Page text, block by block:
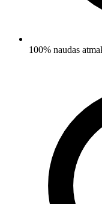
100% naudas